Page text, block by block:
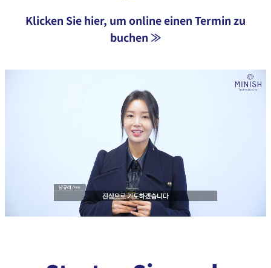
Klicken Sie hier, um online einen Termin zu
buchen ≫